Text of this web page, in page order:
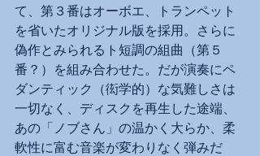
て、第３番はオーボエ、トランペット
を省いたオリジナル版を採用。さらに
偽作とみられるト短調の組曲（第５
番？）を組み合わせた。だが演奏にペ
ダンティック（衒学的）な気難しさは
一切なく、ディスクを再生した途端、
あの「ノブさん」の温かく大らか、柔
軟性に富む音楽が変わりなく弾みだ